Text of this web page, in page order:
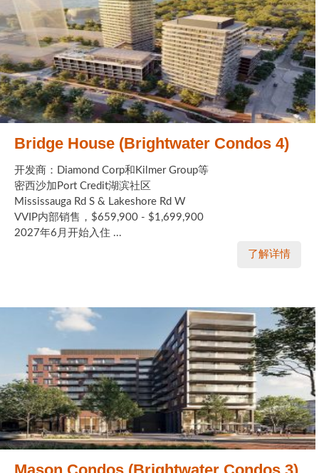
Bridge House (Brightwater Condos 4)
开发商：Diamond Corp和Kilmer Group等
密西沙加Port Credit湖滨社区
Mississauga Rd S & Lakeshore Rd W
VVIP内部销售，$659,900 - $1,699,900
2027年6月开始入住 ...
了解详情